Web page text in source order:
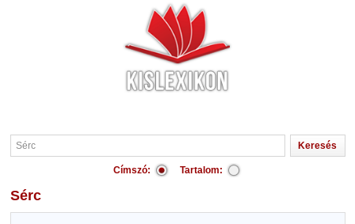
Címszó: Tartalom:
Sérc